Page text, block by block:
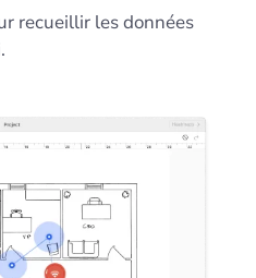
recueillir les données